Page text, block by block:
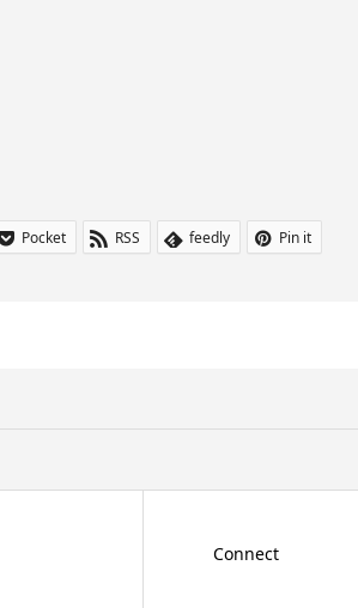
Pocket RSS feedly Pin it
Connect